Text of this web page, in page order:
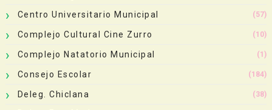
Centro Universitario Municipal (57)
Complejo Cultural Cine Zurro (10)
Complejo Natatorio Municipal (1)
Consejo Escolar (184)
Deleg. Chiclana (38)